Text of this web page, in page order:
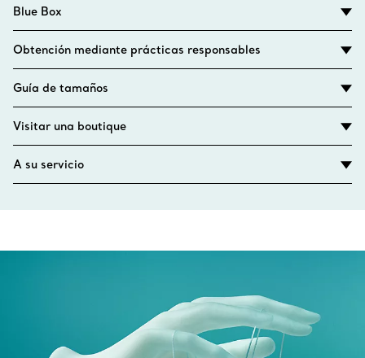
Blue Box
Obtención mediante prácticas responsables
Guía de tamaños
Visitar una boutique
A su servicio